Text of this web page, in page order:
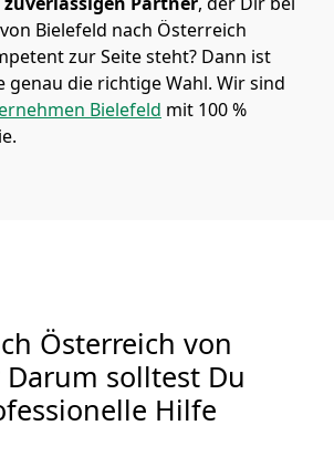
Bielefeld nach Österreich
zur Seite steht? Dann ist
genau die richtige Wahl. Wir sind
Bielefeld mit 100 %
Österreich von
Darum solltest Du
Hilfe